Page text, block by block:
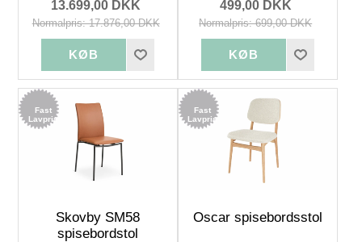
13.699,00 DKK
Normalpris: 17.876,00 DKK
499,00 DKK
Normalpris: 699,00 DKK
Fast
Lavpris
Skovby SM58
spisebordstol
Fast
Lavpris
Oscar spisebordsstol